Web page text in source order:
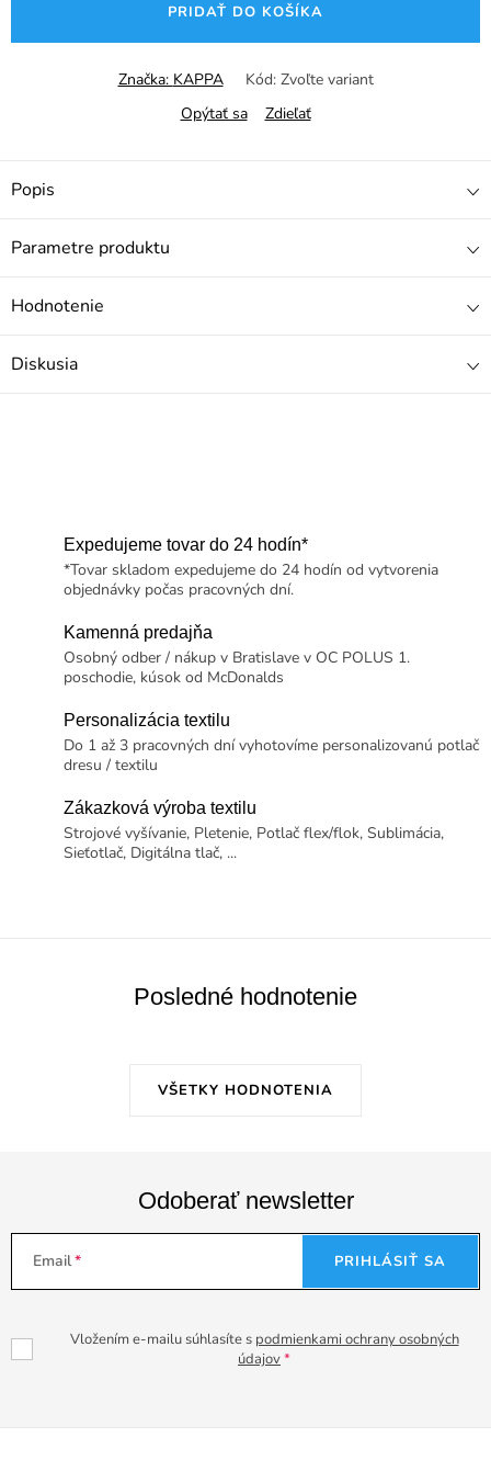
PRIDAŤ DO KOŠÍKA
Značka: KAPPA Kód: Zvoľte variant
Opýtať sa
Zdieľať
Popis
Parametre produktu
Hodnotenie
Diskusia
Expedujeme tovar do 24 hodín*
*Tovar skladom expedujeme do 24 hodín od vytvorenia
objednávky počas pracovných dní.
Kamenná predajňa
Osobný odber / nákup v Bratislave v OC POLUS 1.
poschodie, kúsok od McDonalds
Personalizácia textilu
Do 1 až 3 pracovných dní vyhotovíme personalizovanú potlač
dresu / textilu
Zákazková výroba textilu
Strojové vyšívanie, Pletenie, Potlač flex/flok, Sublimácia,
Sieťotlač, Digitálna tlač, ...
Posledné hodnotenie
VŠETKY HODNOTENIA
Odoberať newsletter
Email
Vložením e-mailu súhlasíte s podmienkami ochrany osobných
údajov
PRIHLÁSIŤ SA